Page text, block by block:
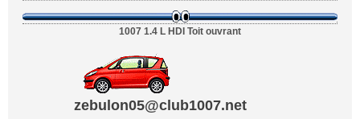
1007 1.4 L HDI Toit ouvrant
zebulon05@club1007.net